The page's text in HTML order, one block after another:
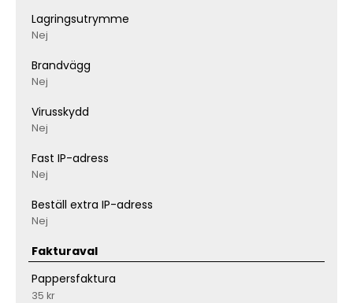
Lagringsutrymme
Nej
Brandvägg
Nej
Virusskydd
Nej
Fast IP-adress
Nej
Beställ extra IP-adress
Nej
Fakturaval
Pappersfaktura
35 kr